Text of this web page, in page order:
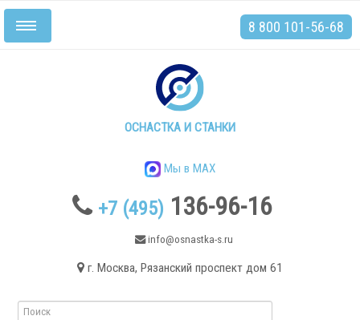
ОСНАСТКА И СТАНКИ
Мы в MAX
+7 (495) 136-96-16
info@osnastka-s.ru
г. Москва, Рязанский проспект дом 61
Включить/
выключить
8 800 101-56-68